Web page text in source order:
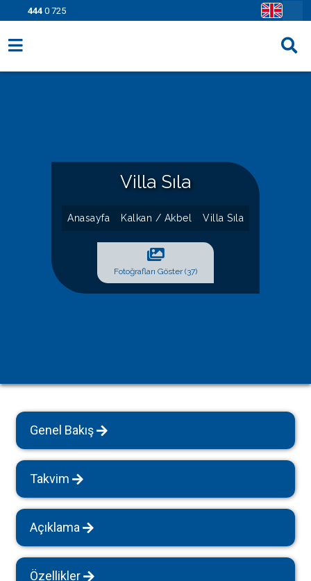
444 0 725
Villa Sıla
Anasayfa Kalkan / Akbel Villa Sıla
Fotoğrafları Göster (37)
Genel Bakış
Takvim
Açıklama
Özellikler